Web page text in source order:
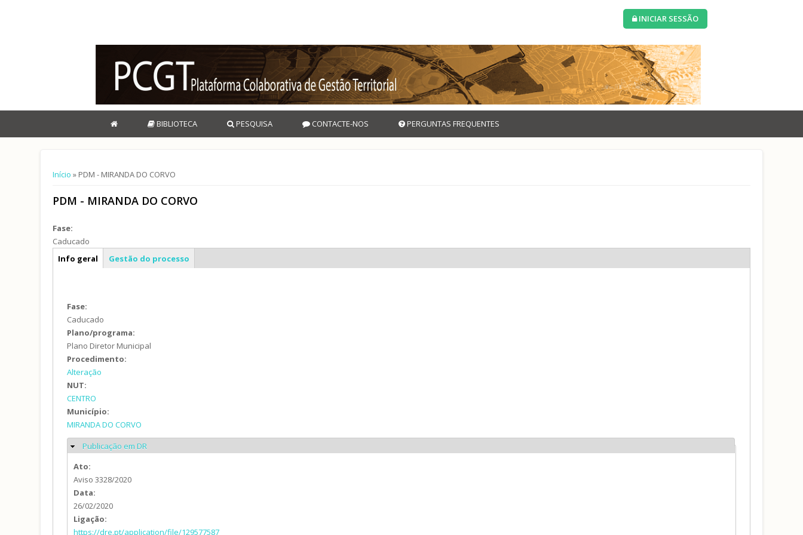
INICIAR SESSÃO
BIBLIOTECA PESQUISA CONTACTE-NOS PERGUNTAS FREQUENTES
Está aqui
Início » PDM - MIRANDA DO CORVO
PDM - MIRANDA DO CORVO
Fase:
Caducado
Caracterização geral
Info geral
Gestão do processo
Fase:
Caducado
Plano/programa:
Plano Diretor Municipal
Procedimento:
Alteração
NUT:
CENTRO
Município:
MIRANDA DO CORVO
Ocultar
Publicação em DR
Ato:
Aviso 3328/2020
Data:
26/02/2020
Ligação:
https://dre.pt/application/file/129577587